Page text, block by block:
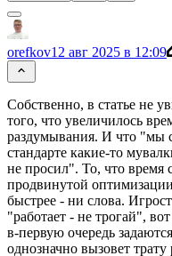
orefkov12 авг 2025 в 12:09
Собственно, в статье не
того, что увеличилось
раздумывания. И что "мы
стандарте какие-то
не просил". То, что время
продвинутой
быстрее - ни слова.
"работает - не трогай",
в-первую очередь
однозначно вызовет трату